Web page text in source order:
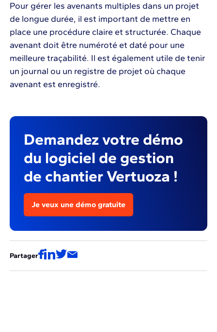
Pour gérer les avenants multiples dans un projet
de longue durée, il est important de mettre en
place une procédure claire et structurée. Chaque
avenant doit être numéroté et daté pour une
meilleure traçabilité. Il est également utile de tenir
un journal ou un registre de projet où chaque
avenant est enregistré.
Demandez votre démo
du logiciel de gestion
de chantier Vertuoza !
Je veux une démo gratuite
Partager